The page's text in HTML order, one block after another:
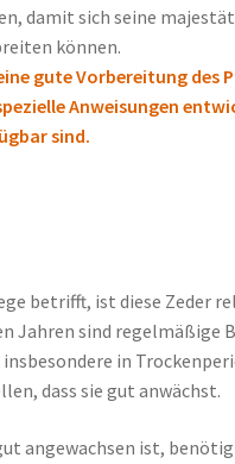
damit sich seine
können.
gute Vorbereitung des
Anweisungen
sind.
betrifft, ist diese Zeder
Jahren sind regelmäßige
in
dass sie gut anwächst.
angewachsen ist,